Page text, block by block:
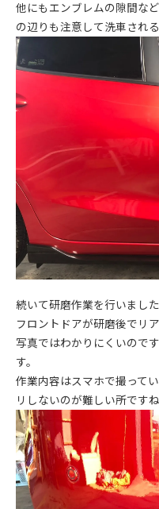
他にもエンブレムの隙間な
の辺りも注意して洗車され
続いて研磨作業を行いました
フロントドアが研磨後でリ
写真ではわかりにくいので
す。
作業内容はスマホで撮って
リしないのが難しい所ですね